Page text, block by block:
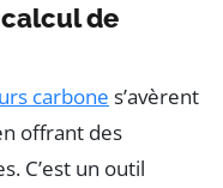
de
carbone s’avèrent
offrant des
C’est un outil